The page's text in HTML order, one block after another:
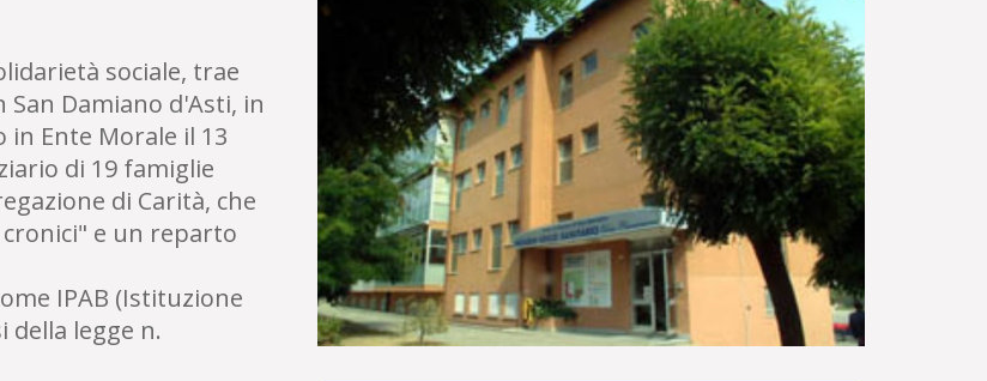
sociale, trae
Damiano d'Asti, in
Ente Morale il 13
di 19 famiglie
di Carità, che
e un reparto
IPAB (Istituzione
della legge n.